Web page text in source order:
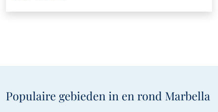
Populaire gebieden in en rond Marbella